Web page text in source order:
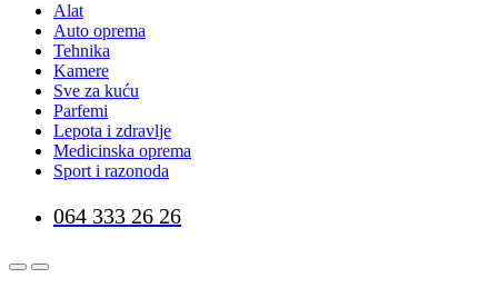
Alat
Auto oprema
Tehnika
Kamere
Sve za kuću
Parfemi
Lepota i zdravlje
Medicinska oprema
Sport i razonoda
064 333 26 26